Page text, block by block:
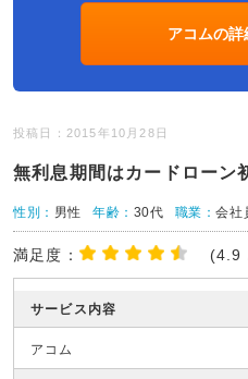
アコムの詳
投稿日：2015年10月28日
無利息期間はカードローン
性別： 男性 年齢： 30代 職業：会社
満足度： (4.9
サービス内容
アコム